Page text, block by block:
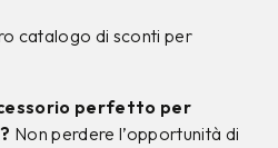
catalogo di sconti per
perfetto per
Non perdere l’opportunità di